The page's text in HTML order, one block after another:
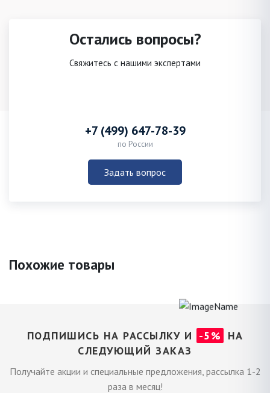
Остались вопросы?
Свяжитесь с нашими экспертами
+7 (499) 647-78-39
по России
Задать вопрос
Похожие товары
ПОДПИШИСЬ НА РАССЫЛКУ И -5%
НА
СЛЕДУЮЩИЙ ЗАКАЗ
Получайте акции и специальные предложения, рассылка 1-2
раза в месяц!